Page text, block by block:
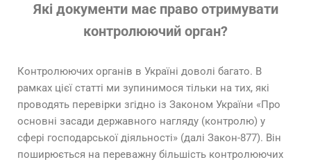
Які документи має право отримувати
контролюючий орган?
Контролюючих органів в Україні доволі багато. В
рамках цієї статті ми зупинимося тільки на тих, які
проводять перевірки згідно із Законом України «Про
основні засади державного нагляду (контролю) у
сфері господарської діяльності» (далі Закон-877). Він
поширюється на переважну більшість контролюючих